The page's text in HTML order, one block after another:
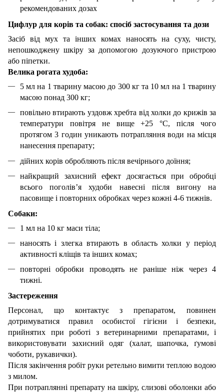
рекомендованих дозах
Цифлур для корів та собак: спосіб застосування та дози
Засіб від мух та інших комах наносять на суху, чисту,
непошкоджену шкіру за допомогою дозуючого пристрою
або піпетки.
Велика рогата худоба:
5 мл на 1 тварину масою до 300 кг та 10 мл на 1 тварину
масою понад 300 кг;
повільно втирають уздовж хребта від холки до крижів за
температури повітря не вище +25 °С, після чого
протягом 3 годин уникають потрапляння води на місця
нанесення препарату;
дійних корів обробляють після вечірнього доїння;
найкращий захисний ефект досягається при обробці
всього поголів’я худоби навесні після вигону на
пасовище і повторних обробках через кожні 4-6 тижнів.
Собаки:
1 мл на 10 кг маси тіла;
наносять і злегка втирають в область холки у період
активності кліщів та інших комах;
повторні обробки проводять не раніше ніж через 4
тижні.
Застереження
Персонал, що контактує з препаратом, повинен
дотримуватися правил особистої гігієни і безпеки,
прийнятих при роботі з ветеринарними препаратами, і
використовувати захисний одяг (халат, шапочка, ґумові
чоботи, рукавички).
Після закінчення робіт руки ретельно вимити теплою водою
з милом.
При потраплянні препарату на шкіру, слизові оболонки або